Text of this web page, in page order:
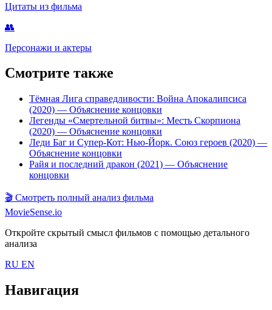
Цитаты из фильма
👥
Персонажи и актеры
Смотрите также
Тёмная Лига справедливости: Война Апокалипсиса
(2020) — Объяснение концовки
Легенды «Смертельной битвы»: Месть Скорпиона
(2020) — Объяснение концовки
Леди Баг и Супер-Кот: Нью-Йорк. Союз героев (2020) —
Объяснение концовки
Райя и последний дракон (2021) — Объяснение
концовки
🎬 Смотреть полный анализ фильма
MovieSense.io
Откройте скрытый смысл фильмов с помощью детального
анализа
RU EN
Навигация